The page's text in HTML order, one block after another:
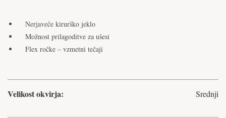
Nerjaveče kirurško jeklo
Možnost prilagoditve za ušesi
Flex ročke – vzmetni tečaji
Velikost okvirja: Srednji